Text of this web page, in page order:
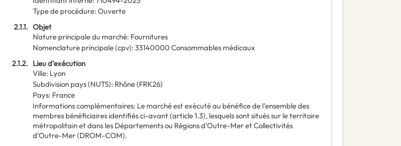
Type de procédure: Ouverte
2.1.1. Objet
Nature principale du marché: Fournitures
Nomenclature principale(cpv): 33140000 Consommables médicaux
2.1.2. Lieu d’exécution
Ville: Lyon
Subdivision pays (NUTS): Rhône(FRK26)
Pays: France
Informations complémentaires: Le marché est exécuté au bénéfice de l’ensemble des
membres bénéficiaires identifiés ci-avant (article 1.3), lesquels sont situés sur le territoire
métropolitain et dans les Départements ou Régions d’Outre-Mer et Collectivités
d’Outre-Mer (DROM-COM).